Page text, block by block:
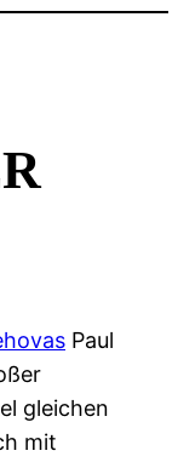
Paul
gleichen
mit